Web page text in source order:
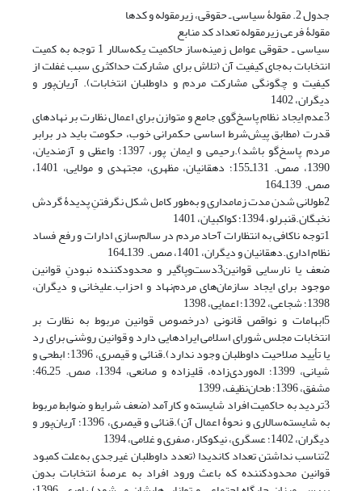
جدول 2. مقولۀ سیاسی ـ حقوقی، زیرمقوله و کدها
مقولۀ فرعی زیرمقوله تعداد کد منابع
سیاسی ـ حقوقی عوامل زمینه‌ساز حاکمیت یکه‌سالار 1 توجه به کمیت
انتخابات به‌جای کیفیت آن (تلاش برای مشارکت حداکثرى سبب غفلت از
کیفیت و چگونگی مشارکت مردم و داوطلبان انتخابات). آریان‌پور و
دیگران، 1402
3عدم ایجاد نظام پاسخ‌گوی جامع و متوازن برای اعمال نظارت بر نهادهای
قدرت (مطابق پیش‌شرط اساسی حکمرانی خوب، حکومت باید در برابر
مردم پاسخ‌گو باشد).رحیمی و ایمان پور، 1397؛ واعظی و آزمندیان،
1390، صص. 131ـ155؛ دهقانیان، مظهری، مجتهدی و مولایی، 1401،
صص. 139ـ164
2طولانی شدن مدت زمامداری و به‌طور کامل شکل نگرفتنِ پدیدۀ گردش
نخبگان.قنبرلو، 1394؛ کواکبیان، 1401
1توجه ناکافی به انتظارات آحاد مردم در سالم‌سازی ادارات و رفع فساد
نظام اداری.دهقانیان و دیگران، 1401، صص. 139ـ164
ضعف یا نارسایی قوانین3دست‌وپاگیر و محدودکننده نبودنِ قوانین
موجود برای ایجاد سازمان‌های مردم‌نهاد و احزاب.علیخانی و دیگران،
1398؛ شجاعی، 1392؛ اعمایی، 1398
5ابهامات و نواقص قانونی (درخصوص قوانین مربوط به نظارت بر
انتخابات مجلس شورای اسلامی ایرادهایی دارد و قوانین روشنی برای رد
یا تأیید صلاحیت داوطلبان وجود ندارد).قنائی و قیصرى، 1396؛ ابطحی و
شیانی، 1399؛ اله‌وردی‌زاده، قلیزاده و صانعی، 1394، صص. 25ـ46؛
مشفق، 1396؛ طحان‌نظیف، 1399
3تردید به حاکمیت افراد شایسته و کارآمد (ضعف شرایط و ضوابط مربوط
به شایسته‌سالاری و نحوۀ اعمال آن).قنائی و قیصرى، 1396؛ آریان‌پور و
دیگران، 1402؛ عسگری، نیکوکار، صفری و غلامی، 1394
2تناسب نداشتن تعداد کاندیدا (تعدد داوطلبان غیرجدی به‌علت کمبود
قوانین محدودکننده که باعث ورود افراد به عرصۀ انتخابات بدون